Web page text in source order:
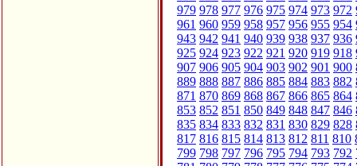
979 978 977 976 975 974 973 972
961 960 959 958 957 956 955 954
943 942 941 940 939 938 937 936
925 924 923 922 921 920 919 918
907 906 905 904 903 902 901 900
889 888 887 886 885 884 883 882
871 870 869 868 867 866 865 864
853 852 851 850 849 848 847 846
835 834 833 832 831 830 829 828
817 816 815 814 813 812 811 810
799 798 797 796 795 794 793 792